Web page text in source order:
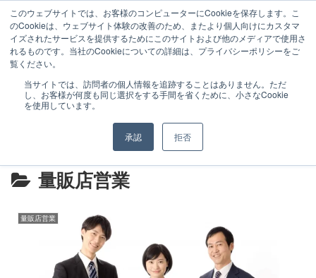
このウェブサイトでは、お客様のコンピューターにCookieを保存します。こ
のCookieは、ウェブサイト体験の改善のため、またより個人向けにカスタマ
イズされたサービスを提供するためにこのサイトおよび他のメディアで使用さ
れるものです。当社のCookieについての詳細は、プライバシーポリシーをご
覧ください。
当サイトでは、訪問者の個人情報を追跡することはありません。ただ
し、お客様が何度も同じ選択をする手間を省くために、小さなCookie
を使用しています。
承認 拒否
特徴と実績
お客様の声（マーケティング） 最新事例
カスタマーハラスメントに対する基
量販店営業
量販店営業